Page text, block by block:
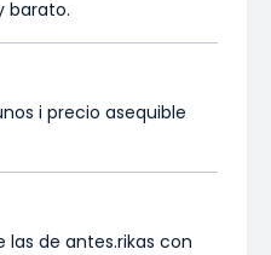
barato.
i precio asequible
las de antes.rikas con